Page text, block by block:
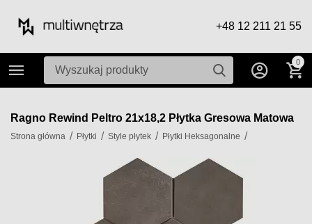
+48 12 211 21 55
0
Ragno Rewind Peltro 21x18,2 Płytka Gresowa Matowa
Strona główna / Płytki / Style płytek / Płytki Heksagonalne /